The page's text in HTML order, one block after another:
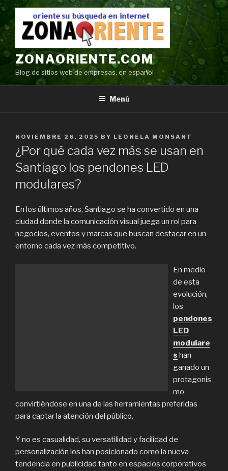
Ir
contenido
ZONAORIENTE.COM
Blog de sitios web de empresas, en español
Menú
POSTED
ON
NOVIEMBRE 26, 2025 BY LEONELA MONSANT
¿Por qué cada vez más se usan en
Santiago los pendones LED
modulares?
En los últimos años, Santiago se ha convertido en una
ciudad donde la comunicación visual juega un rol para
negocios, eventos y marcas que buscan destacar en un
entorno cada vez más competitivo.
En medio
de esta
evolución,
los
pendones
LED
modulare
s han
ganado un
protagonis
mo
convirtiéndose en una de las herramientas preferidas
para captar la atención del público.
Y no es casualidad, su versatilidad y facilidad de
personalización los han posicionado como la nueva
tendencia en publicidad tanto en espacios corporativos